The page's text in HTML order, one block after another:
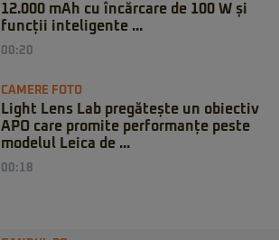
12.000 mAh cu încărcare de 100 W și
funcții inteligente ...
00:20
CAMERE FOTO
Light Lens Lab pregătește un obiectiv
APO care promite performanțe peste
modelul Leica de ...
00:18